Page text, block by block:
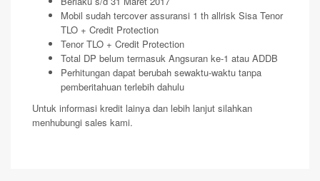
Mobil sudah tercover assuransi 1 th allrisk Sisa Tenor
TLO + Credit Protection
Tenor TLO + Credit Protection
Total DP belum termasuk Angsuran ke-1 atau ADDB
Perhitungan dapat berubah sewaktu-waktu tanpa
pemberitahuan terlebih dahulu
Untuk informasi kredit lainya dan lebih lanjut silahkan
menhubungi sales kami.